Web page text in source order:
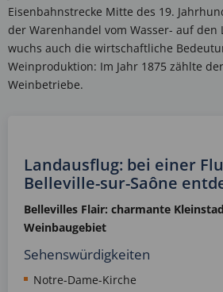
Eisenbahnstrecke Mitte des 19.
der Warenhandel vom Wasser- auf den
wuchs auch die wirtschaftliche
Weinproduktion: Im Jahr 1875 zählte
Weinbetriebe.
Landausflug: bei einer
Belleville-sur-Saône
Bellevilles Flair: charmante
Weinbaugebiet
Sehenswürdigkeiten
Notre-Dame-Kirche